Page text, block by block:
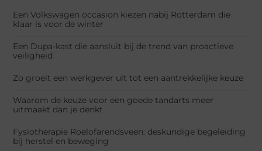
Een Volkswagen occasion kiezen nabij Rotterdam die
klaar is voor de winter
Een Dupa-kast die aansluit bij de trend van proactieve
veiligheid
Zo groeit een werkgever uit tot een aantrekkelijke keuze
Waarom de keuze voor een goede tandarts meer
uitmaakt dan je denkt
Fysiotherapie Roelofarendsveen: deskundige begeleiding
bij herstel en beweging